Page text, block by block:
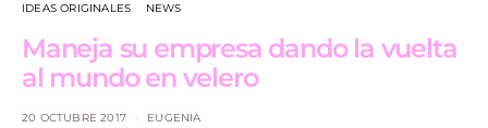
IDEAS ORIGINALES NEWS
Maneja su empresa dando la vuelta
al mundo en velero
20 OCTUBRE 2017 EUGENIA